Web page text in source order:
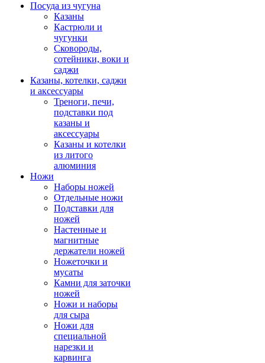
Посуда из чугуна
Казаны
Кастрюли и
чугунки
Сковороды,
сотейники, воки и
саджи
Казаны, котелки, саджи
и аксессуары
Треноги, печи,
подставки под
казаны и
аксессуары
Казаны и котелки
из литого
алюминия
Ножи
Наборы ножей
Отдельные ножи
Подставки для
ножей
Настенные и
магнитные
держатели ножей
Ножеточки и
мусаты
Камни для заточки
ножей
Ножи и наборы
для сыра
Ножи для
специальной
нарезки и
карвинга